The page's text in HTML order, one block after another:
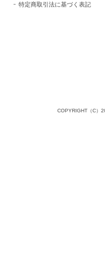
特定商取引法に基づく表記
COPYRIGHT（C）